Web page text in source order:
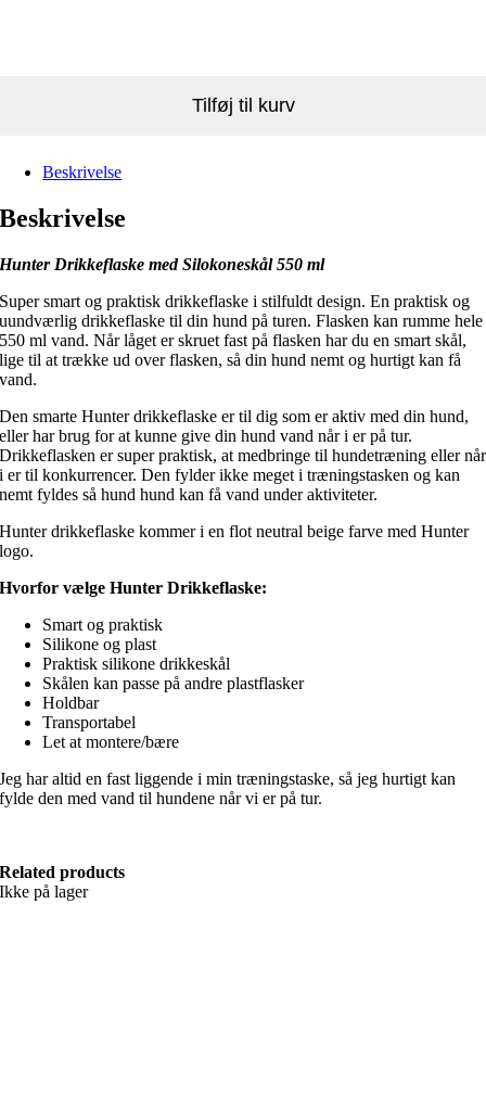
Tilføj til kurv
Beskrivelse
Beskrivelse
Hunter Drikkeflaske med Silokoneskål 550 ml
Super smart og praktisk drikkeflaske i stilfuldt design. En praktisk og
uundværlig drikkeflaske til din hund på turen. Flasken kan rumme hele
550 ml vand. Når låget er skruet fast på flasken har du en smart skål,
lige til at trække ud over flasken, så din hund nemt og hurtigt kan få
vand.
Den smarte Hunter drikkeflaske er til dig som er aktiv med din hund,
eller har brug for at kunne give din hund vand når i er på tur.
Drikkeflasken er super praktisk, at medbringe til hundetræning eller når
i er til konkurrencer. Den fylder ikke meget i træningstasken og kan
nemt fyldes så hund hund kan få vand under aktiviteter.
Hunter drikkeflaske kommer i en flot neutral beige farve med Hunter
logo.
Hvorfor vælge Hunter Drikkeflaske:
Smart og praktisk
Silikone og plast
Praktisk silikone drikkeskål
Skålen kan passe på andre plastflasker
Holdbar
Transportabel
Let at montere/bære
Jeg har altid en fast liggende i min træningstaske, så jeg hurtigt kan
fylde den med vand til hundene når vi er på tur.
Related products
Ikke på lager